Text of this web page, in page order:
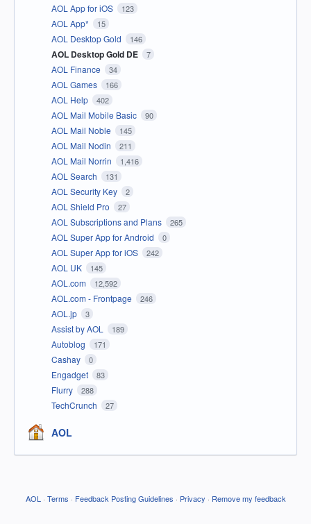
AOL App for iOS 123
AOL App* 15
AOL Desktop Gold 146
AOL Desktop Gold DE 7
AOL Finance 34
AOL Games 166
AOL Help 402
AOL Mail Mobile Basic 90
AOL Mail Noble 145
AOL Mail Nodin 211
AOL Mail Norrin 1,416
AOL Search 131
AOL Security Key 2
AOL Shield Pro 27
AOL Subscriptions and Plans 265
AOL Super App for Android 0
AOL Super App for iOS 242
AOL UK 145
AOL.com 12,592
AOL.com - Frontpage 246
AOL.jp 3
Assist by AOL 189
Autoblog 171
Cashay 0
Engadget 83
Flurry 288
TechCrunch 27
AOL
AOL · Terms · Feedback Posting Guidelines · Privacy · Remove my feedback